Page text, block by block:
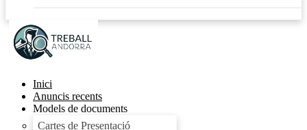
Inici
Anuncis recents
Models de documents
Cartes de Presentació